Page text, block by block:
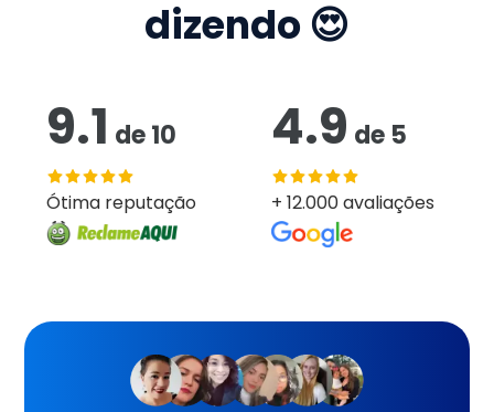
dizendo 😍
9.1 de10
Ótima reputação
4.9 de 5
+ 12.000 avaliações